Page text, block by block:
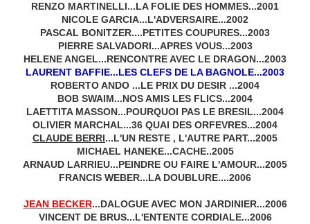
RENZO MARTINELLI...LA FOLIE DES HOMMES...2001
NICOLE GARCIA...L'ADVERSAIRE...2002
PASCAL BONITZER....PETITES COUPURES...2003
PIERRE SALVADORI...APRES VOUS...2003
HELENE ANGEL...RENCONTRE AVEC LE DRAGON...2003
LAURENT BAFFIE...LES CLEFS DE LA BAGNOLE...2003
ROBERTO ANDO ...LE PRIX DU DESIR ...2004
BOB SWAIM...NOS AMIS LES FLICS...2004
LAETTITA MASSON...POURQUOI PAS LE BRESIL...2004
OLIVIER MARCHAL...36 QUAI DES ORFEVRES...2004
CLAUDE BERRI...L'UN RESTE , L'AUTRE PART...2005
MICHAEL HANEKE...CACHE..2005
ARNAUD LARRIEU...PEINDRE OU FAIRE L'AMOUR...2005
FRANCIS WEBER...LA DOUBLURE....2006
JEAN BECKER...DALOGUE AVEC MON JARDINIER...2006
VINCENT DE BRUS...L'ENTENTE CORDIALE...2006